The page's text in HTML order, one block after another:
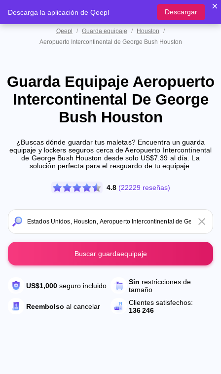
Qeepl / Guarda equipaje / Houston
/
Aeropuerto Intercontinental de George Bush Houston
Guarda Equipaje Aeropuerto
Intercontinental De George
Bush Houston
¿Buscas dónde guardar tus maletas? Encuentra un guarda
equipaje y lockers seguros cerca de Aeropuerto Intercontinental
de George Bush Houston desde solo US$7.39 al día. La
solución perfecta para el resguardo de tu equipaje.
4.8 (22229 reseñas)
Buscar guardaequipaje
US$1,000 seguro incluido
Sin restricciones de
tamaño
Reembolso al cancelar
Clientes satisfechos:
136 246
Descarga la aplicación de Qeepl Descargar